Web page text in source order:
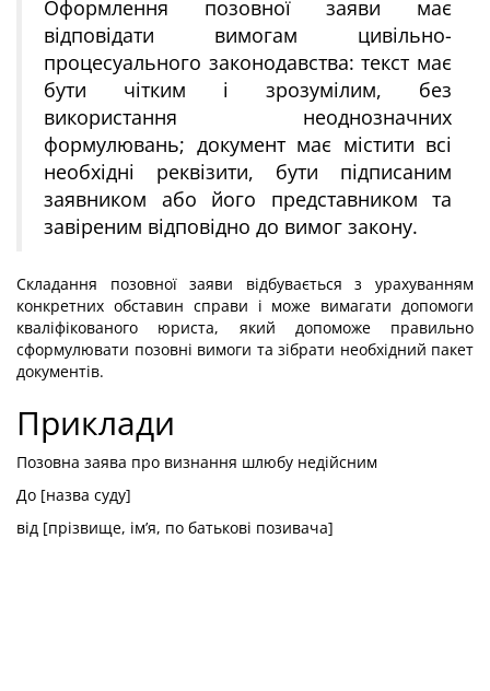
Оформлення позовної заяви має
відповідати вимогам цивільно-
процесуального законодавства: текст має
бути чітким і зрозумілим, без
використання неоднозначних
формулювань; документ має містити всі
необхідні реквізити, бути підписаним
заявником або його представником та
завіреним відповідно до вимог закону.
Складання позовної заяви відбувається з урахуванням
конкретних обставин справи і може вимагати допомоги
кваліфікованого юриста, який допоможе правильно
сформулювати позовні вимоги та зібрати необхідний пакет
документів.
Приклади
Позовна заява про визнання шлюбу недійсним
До [назва суду]
від [прізвище, ім’я, по батькові позивача]